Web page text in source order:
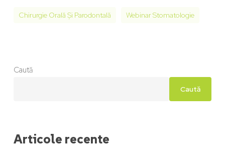
Chirurgie Orală Și Parodontală Webinar Stomatologie
Caută
Caută
Articole recente